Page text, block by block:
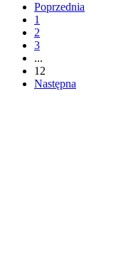
Poprzednia
1
2
3
...
12
Następna